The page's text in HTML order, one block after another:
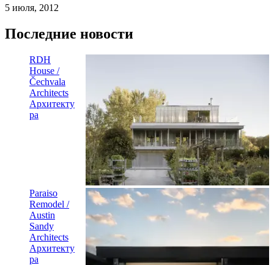
5 июля, 2012
Последние новости
RDH
House /
Čechvala
Architects
Архитекту
ра
Paraiso
Remodel /
Austin
Sandy
Architects
Архитекту
ра